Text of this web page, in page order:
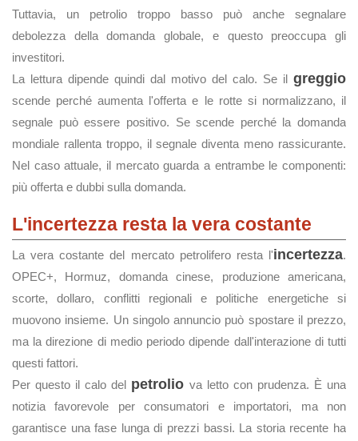
Tuttavia, un petrolio troppo basso può anche segnalare
debolezza della domanda globale, e questo preoccupa gli
investitori.
La lettura dipende quindi dal motivo del calo. Se il greggio
scende perché aumenta l'offerta e le rotte si normalizzano, il
segnale può essere positivo. Se scende perché la domanda
mondiale rallenta troppo, il segnale diventa meno rassicurante.
Nel caso attuale, il mercato guarda a entrambe le componenti:
più offerta e dubbi sulla domanda.
L'incertezza resta la vera costante
La vera costante del mercato petrolifero resta l'incertezza.
OPEC+, Hormuz, domanda cinese, produzione americana,
scorte, dollaro, conflitti regionali e politiche energetiche si
muovono insieme. Un singolo annuncio può spostare il prezzo,
ma la direzione di medio periodo dipende dall'interazione di tutti
questi fattori.
Per questo il calo del petrolio va letto con prudenza. È una
notizia favorevole per consumatori e importatori, ma non
garantisce una fase lunga di prezzi bassi. La storia recente ha